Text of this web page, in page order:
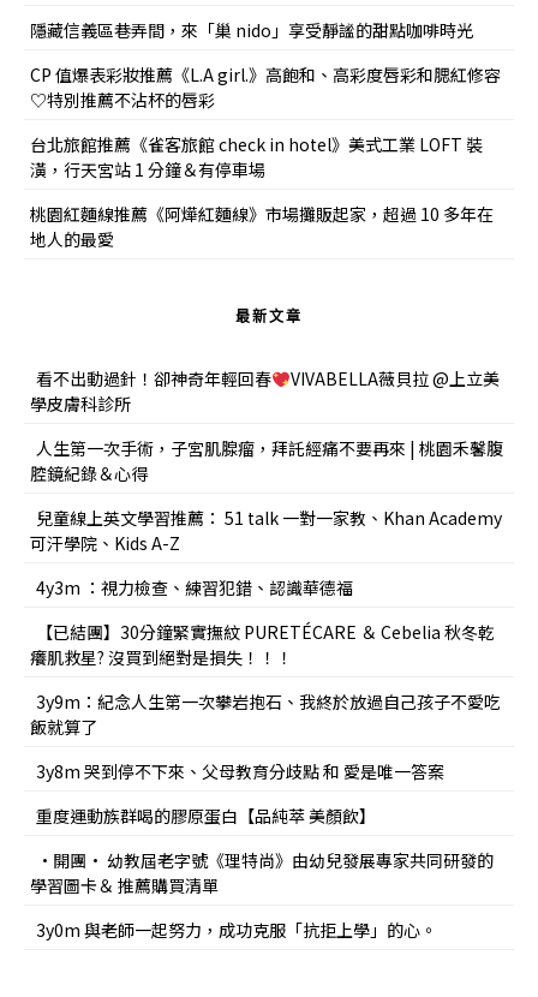
隱藏信義區巷弄間，來「巢 nido」享受靜謐的甜點咖啡時光
CP 值爆表彩妝推薦《L.A girl.》高飽和、高彩度唇彩和腮紅修容
♡特別推薦不沾杯的唇彩
台北旅館推薦《雀客旅館 check in hotel》美式工業 LOFT 裝
潢，行天宮站 1 分鐘＆有停車場
桃園紅麵線推薦《阿燁紅麵線》市場攤販起家，超過 10 多年在
地人的最愛
最新文章
看不出動過針！卻神奇年輕回春
VIVABELLA薇貝拉 @上立美
學皮膚科診所
人生第一次手術，子宮肌腺瘤，拜託經痛不要再來 | 桃園禾馨腹
腔鏡紀錄＆心得
兒童線上英文學習推薦： 51 talk 一對一家教、Khan Academy
可汗學院、Kids A-Z
4y3m ：視力檢查、練習犯錯、認識華德福
【已結團】30分鐘緊實撫紋 PURETÉCARE ＆ Cebelia 秋冬乾
癢肌救星? 沒買到絕對是損失！！！
3y9m：紀念人生第一次攀岩抱石、我終於放過自己孩子不愛吃
飯就算了
3y8m 哭到停不下來、父母教育分歧點 和 愛是唯一答案
重度運動族群喝的膠原蛋白【品純萃 美顏飲】
•開團• 幼教屆老字號《理特尚》由幼兒發展專家共同研發的
學習圖卡＆ 推薦購買清單
3y0m 與老師一起努力，成功克服「抗拒上學」的心。